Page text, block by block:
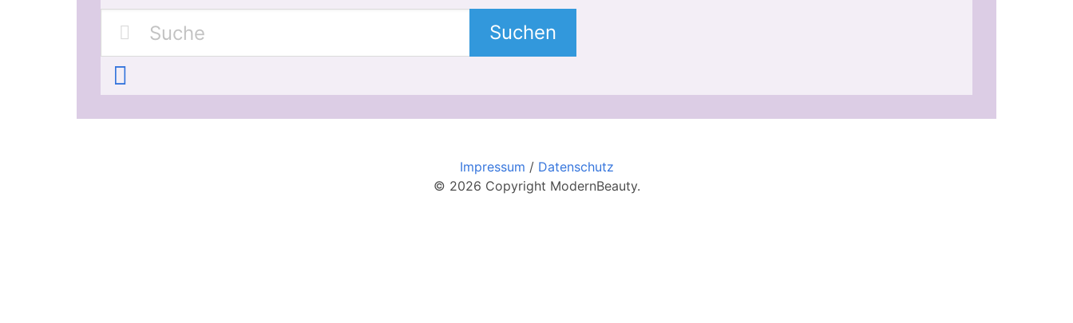
Suchen
Impressum / Datenschutz
© 2026 Copyright ModernBeauty.